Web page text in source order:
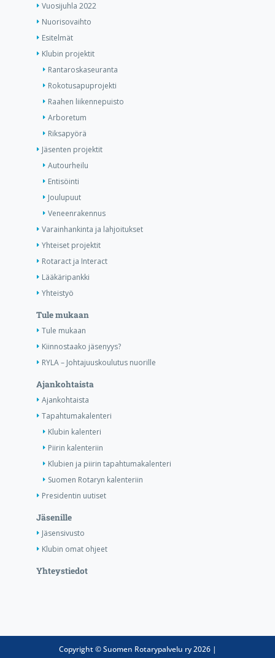
Vuosijuhla 2022
Nuorisovaihto
Esitelmät
Klubin projektit
Rantaroskaseuranta
Rokotusapuprojekti
Raahen liikennepuisto
Arboretum
Riksapyörä
Jäsenten projektit
Autourheilu
Entisöinti
Joulupuut
Veneenrakennus
Varainhankinta ja lahjoitukset
Yhteiset projektit
Rotaract ja Interact
Lääkäripankki
Yhteistyö
Tule mukaan
Tule mukaan
Kiinnostaako jäsenyys?
RYLA – Johtajuuskoulutus nuorille
Ajankohtaista
Ajankohtaista
Tapahtumakalenteri
Klubin kalenteri
Piirin kalenteriin
Klubien ja piirin tapahtumakalenteri
Suomen Rotaryn kalenteriin
Presidentin uutiset
Jäsenille
Jäsensivusto
Klubin omat ohjeet
Yhteystiedot
Copyright © Suomen Rotarypalvelu ry 2026 |